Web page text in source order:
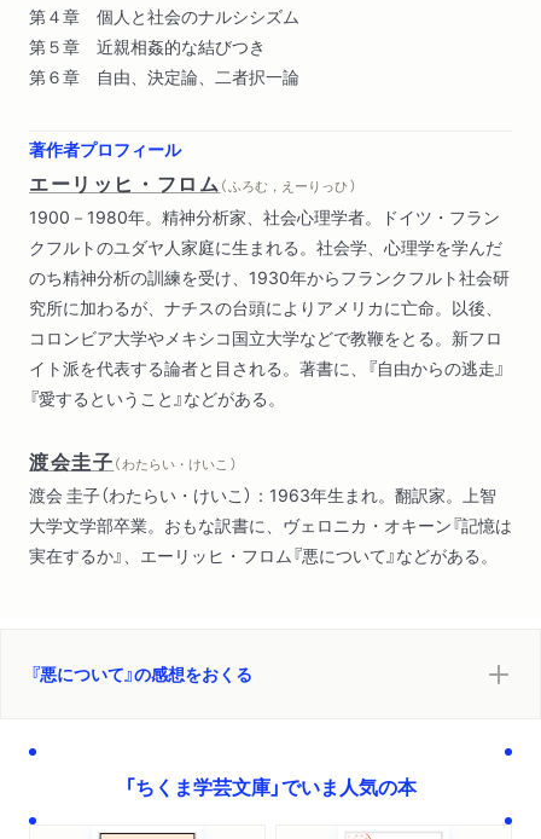
第４章 個人と社会のナルシシズム
第５章 近親相姦的な結びつき
第６章 自由、決定論、二者択一論
著作者プロフィール
エーリッヒ・フロム（ ふろむ，えーりっひ ）
1900－1980年。精神分析家、社会心理学者。ドイツ・フラン
クフルトのユダヤ人家庭に生まれる。社会学、心理学を学んだ
のち精神分析の訓練を受け、1930年からフランクフルト社会研
究所に加わるが、ナチスの台頭によりアメリカに亡命。以後、
コロンビア大学やメキシコ国立大学などで教鞭をとる。新フロ
イト派を代表する論者と目される。著書に、『自由からの逃走』
『愛するということ』などがある。
渡会圭子（ わたらい・けいこ ）
渡会 圭子（わたらい・けいこ）：1963年生まれ。翻訳家。上智
大学文学部卒業。おもな訳書に、ヴェロニカ・オキーン『記憶は
実在するか』、エーリッヒ・フロム『悪について』などがある。
『悪について』の感想をおくる
「ちくま学芸文庫」でいま人気の本